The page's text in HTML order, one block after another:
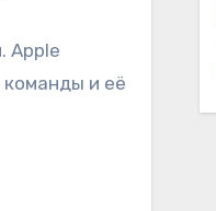
Apple
команды и её